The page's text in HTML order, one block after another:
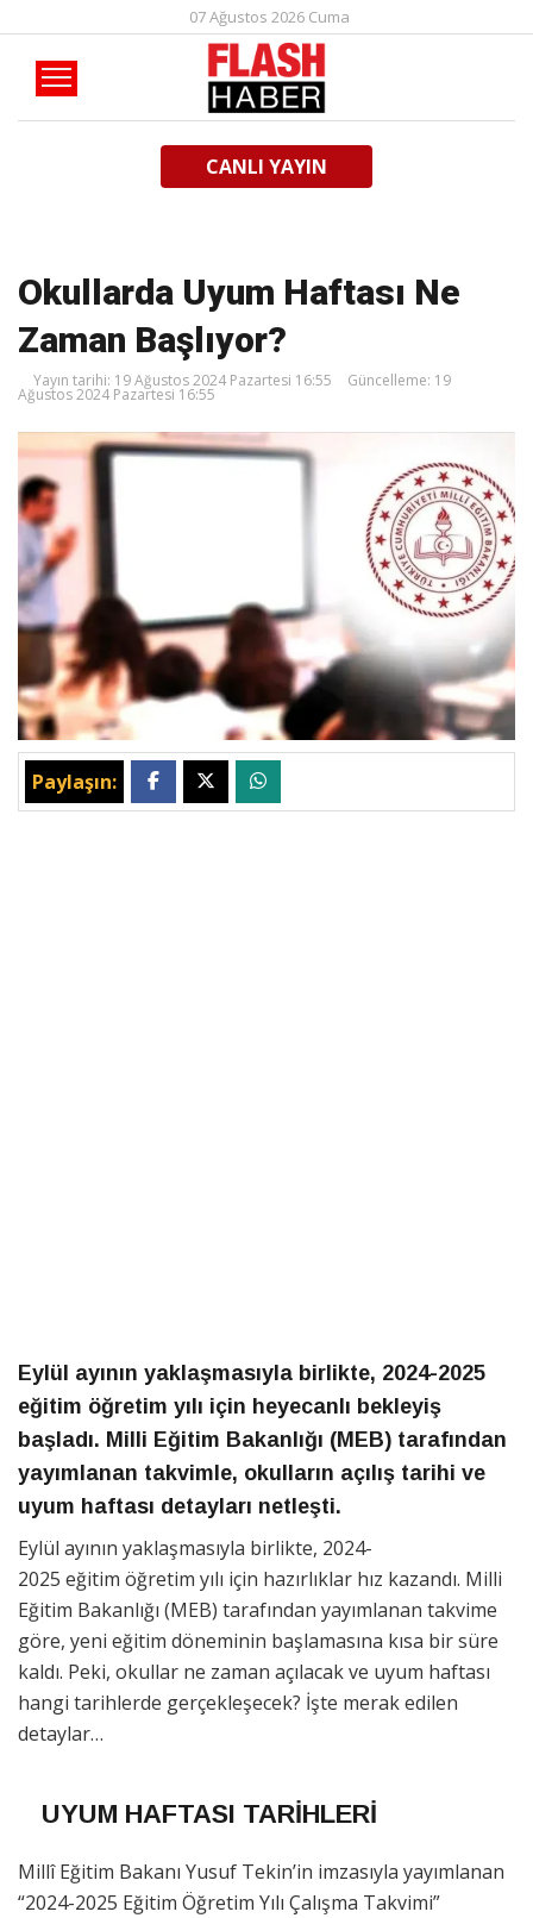
07 Ağustos 2026 Cuma
CANLI YAYIN
Okullarda Uyum Haftası Ne
Zaman Başlıyor?
Yayın tarihi: 19 Ağustos 2024 Pazartesi 16:55 Güncelleme: 19
Ağustos 2024 Pazartesi 16:55
Paylaşın:
Eylül ayının yaklaşmasıyla birlikte, 2024-2025
eğitim öğretim yılı için heyecanlı bekleyiş
başladı. Milli Eğitim Bakanlığı (MEB) tarafından
yayımlanan takvimle, okulların açılış tarihi ve
uyum haftası detayları netleşti.
Eylül ayının yaklaşmasıyla birlikte, 2024-
2025 eğitim öğretim yılı için hazırlıklar hız kazandı. Milli
Eğitim Bakanlığı (MEB) tarafından yayımlanan takvime
göre, yeni eğitim döneminin başlamasına kısa bir süre
kaldı. Peki, okullar ne zaman açılacak ve uyum haftası
hangi tarihlerde gerçekleşecek? İşte merak edilen
detaylar…
UYUM HAFTASI TARİHLERİ
Millî Eğitim Bakanı Yusuf Tekin’in imzasıyla yayımlanan
“2024-2025 Eğitim Öğretim Yılı Çalışma Takvimi”